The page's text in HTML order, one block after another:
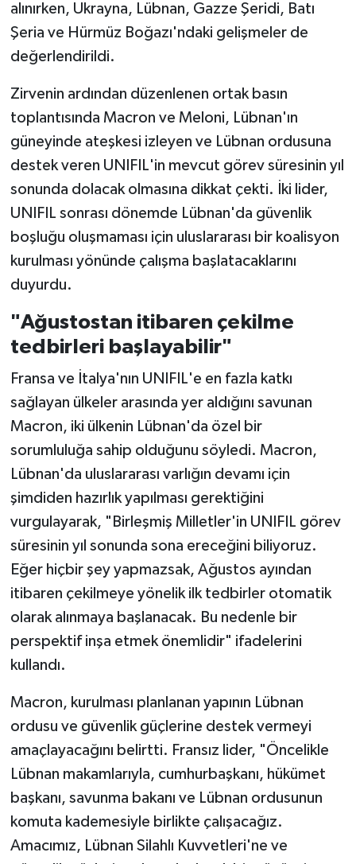
alınırken, Ukrayna, Lübnan, Gazze Şeridi, Batı
Şeria ve Hürmüz Boğazı'ndaki gelişmeler de
değerlendirildi.
Zirvenin ardından düzenlenen ortak basın
toplantısında Macron ve Meloni, Lübnan'ın
güneyinde ateşkesi izleyen ve Lübnan ordusuna
destek veren UNIFIL'in mevcut görev süresinin yıl
sonunda dolacak olmasına dikkat çekti. İki lider,
UNIFIL sonrası dönemde Lübnan'da güvenlik
boşluğu oluşmaması için uluslararası bir koalisyon
kurulması yönünde çalışma başlatacaklarını
duyurdu.
"Ağustostan itibaren çekilme
tedbirleri başlayabilir"
Fransa ve İtalya'nın UNIFIL'e en fazla katkı
sağlayan ülkeler arasında yer aldığını savunan
Macron, iki ülkenin Lübnan'da özel bir
sorumluluğa sahip olduğunu söyledi. Macron,
Lübnan'da uluslararası varlığın devamı için
şimdiden hazırlık yapılması gerektiğini
vurgulayarak, "Birleşmiş Milletler'in UNIFIL görev
süresinin yıl sonunda sona ereceğini biliyoruz.
Eğer hiçbir şey yapmazsak, Ağustos ayından
itibaren çekilmeye yönelik ilk tedbirler otomatik
olarak alınmaya başlanacak. Bu nedenle bir
perspektif inşa etmek önemlidir" ifadelerini
kullandı.
Macron, kurulması planlanan yapının Lübnan
ordusu ve güvenlik güçlerine destek vermeyi
amaçlayacağını belirtti. Fransız lider, "Öncelikle
Lübnan makamlarıyla, cumhurbaşkanı, hükümet
başkanı, savunma bakanı ve Lübnan ordusunun
komuta kademesiyle birlikte çalışacağız.
Amacımız, Lübnan Silahlı Kuvvetleri'ne ve